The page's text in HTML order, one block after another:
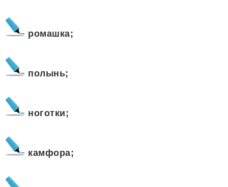
ромашка;
полынь;
ноготки;
камфора;